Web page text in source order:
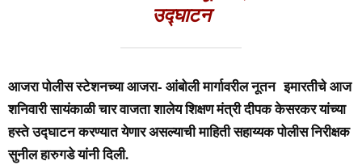
उद्घाटन
आजरा पोलीस स्टेशनच्या आजरा- आंबोली मार्गावरील नूतन इमारतीचे आज
शनिवारी सायंकाळी चार वाजता शालेय शिक्षण मंत्री दीपक केसरकर यांच्या
हस्ते उद्घाटन करण्यात येणार असल्याची माहिती सहाय्यक पोलीस निरीक्षक
सुनील हारुगडे यांनी दिली.